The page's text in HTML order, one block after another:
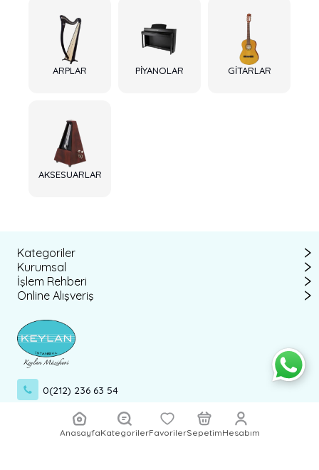
ARPLAR PİYANOLAR GİTARLAR
AKSESUARLAR
AnasayfaKategorilerFavorilerSepetimHesabım
Kategoriler
Kurumsal
İşlem Rehberi
Online Alışveriş
0(212) 236 63 54
0(554) 492 66 36